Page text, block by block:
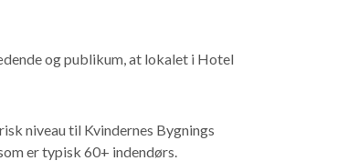
og publikum, at lokalet i Hotel
niveau til Kvindernes Bygnings
er typisk 60+ indendørs.